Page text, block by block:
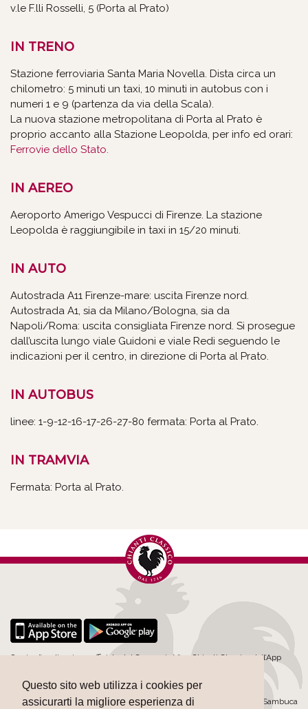
Questo sito web utilizza i cookies per
assicurarti la migliore esperienza di
v.le F.lli Rosselli, 5 (Porta al Prato)
IN TRENO
Stazione ferroviaria Santa Maria Novella. Dista circa un
chilometro: 5 minuti un taxi, 10 minuti in autobus con i
numeri 1 e 9 (partenza da via della Scala).
La nuova stazione metropolitana di Porta al Prato è
proprio accanto alla Stazione Leopolda, per info ed orari:
Ferrovie dello Stato.
IN AEREO
Aeroporto Amerigo Vespucci di Firenze. La stazione
Leopolda è raggiungibile in taxi in 15/20 minuti.
IN AUTO
Autostrada A11 Firenze-mare: uscita Firenze nord.
Autostrada A1, sia da Milano/Bologna, sia da
Napoli/Roma: uscita consigliata Firenze nord. Si prosegue
dall’uscita lungo viale Guidoni e viale Redi seguendo le
indicazioni per il centro, in direzione di Porta al Prato.
IN AUTOBUS
linee: 1-9-12-16-17-26-27-80 fermata: Porta al Prato.
IN TRAMVIA
Fermata: Porta al Prato.
Scarica l’applicazione ufficiale del Consorzio Vino Chianti Classico dall’App
©1996-2016 Consorzio Vino Chianti Classico - Via Sangallo, 41 – Loc. Sambuca